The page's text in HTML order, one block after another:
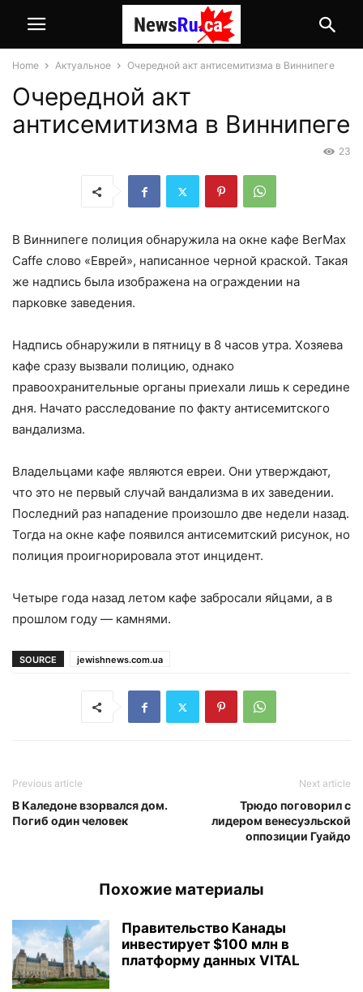
Home Актуальное Очередной акт антисемитизма в Виннипеге
Очередной акт
антисемитизма в Виннипеге
23
В Виннипеге полиция обнаружила на окне кафе BerMax
Caffe слово «Еврей», написанное черной краской. Такая
же надпись была изображена на ограждении на
парковке заведения.
Надпись обнаружили в пятницу в 8 часов утра. Хозяева
кафе сразу вызвали полицию, однако
правоохранительные органы приехали лишь к середине
дня. Начато расследование по факту антисемитского
вандализма.
Владельцами кафе являются евреи. Они утверждают,
что это не первый случай вандализма в их заведении.
Последний раз нападение произошло две недели назад.
Тогда на окне кафе появился антисемитский рисунок, но
полиция проигнорировала этот инцидент.
Четыре года назад летом кафе забросали яйцами, а в
прошлом году — камнями.
SOURCE jewishnews.com.ua
Previous article
В Каледоне взорвался дом.
Погиб один человек
Next article
Трюдо поговорил с
лидером венесуэльской
оппозиции Гуайдо
Похожие материалы
Правительство Канады
инвестирует $100 млн в
платформу данных VITAL